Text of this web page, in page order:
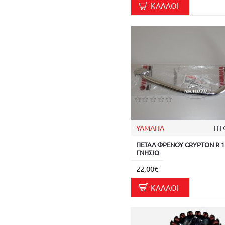
ΚΑΛΆΘΙ
YAMAHA
ΠΕΤΑΛ ΦΡΕΝΟΥ CRYPTON R
ΓΝΗΣΙΟ
22,00€
ΚΑΛΆΘΙ